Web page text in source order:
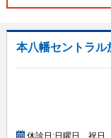
本八幡セントラル